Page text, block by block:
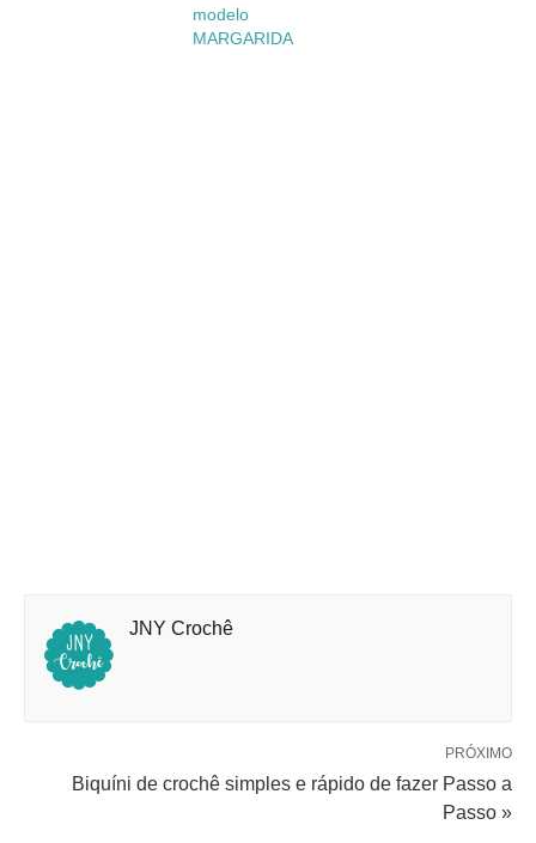
modelo
MARGARIDA
JNY Crochê
PRÓXIMO
Biquíni de crochê simples e rápido de fazer Passo a
Passo »